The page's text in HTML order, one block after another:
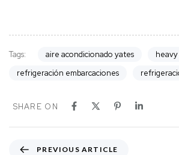
Tags: aire acondicionado yates heavy
refrigeración embarcaciones
SHARE ON
PREVIOUS ARTICLE